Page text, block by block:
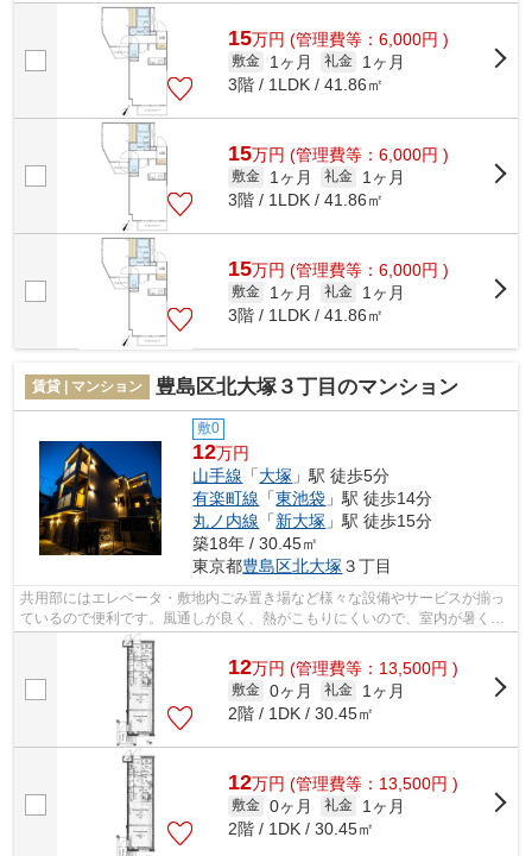
く、短時間でサッとゴミ出しを終えら...
15万円 (管理費等：6,000円 )
敷金 1ヶ月 礼金
1ヶ月
3階 / 1LDK / 41.86㎡
15万円 (管理費等：6,000円 )
敷金 1ヶ月 礼金
1ヶ月
3階 / 1LDK / 41.86㎡
15万円 (管理費等：6,000円 )
敷金 1ヶ月 礼金
1ヶ月
3階 / 1LDK / 41.86㎡
賃貸 | マンション 豊島区北大塚３丁目のマンション
敷0
12万円
山手線 「大塚 」駅 徒歩5分
有楽町線 「東池袋 」駅 徒歩14分
丸ノ内線 「新大塚 」駅 徒歩15分
築18年 / 30.45㎡
東京都豊島区北大塚 ３丁目
共用部にはエレベータ・敷地内ごみ置き場など様々な設備やサービスが揃っ
ているので便利です。風通しが良く、熱がこもりにくいので、室内が暑くな
りにくいです。防犯強化地域なので、...
12万円 (管理費等：13,500円 )
敷金 0ヶ月 礼金
1ヶ月
2階 / 1DK / 30.45㎡
12万円 (管理費等：13,500円 )
敷金 0ヶ月 礼金
1ヶ月
2階 / 1DK / 30.45㎡